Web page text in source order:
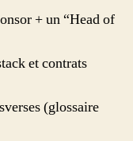
+ un “Head of
et contrats
(glossaire